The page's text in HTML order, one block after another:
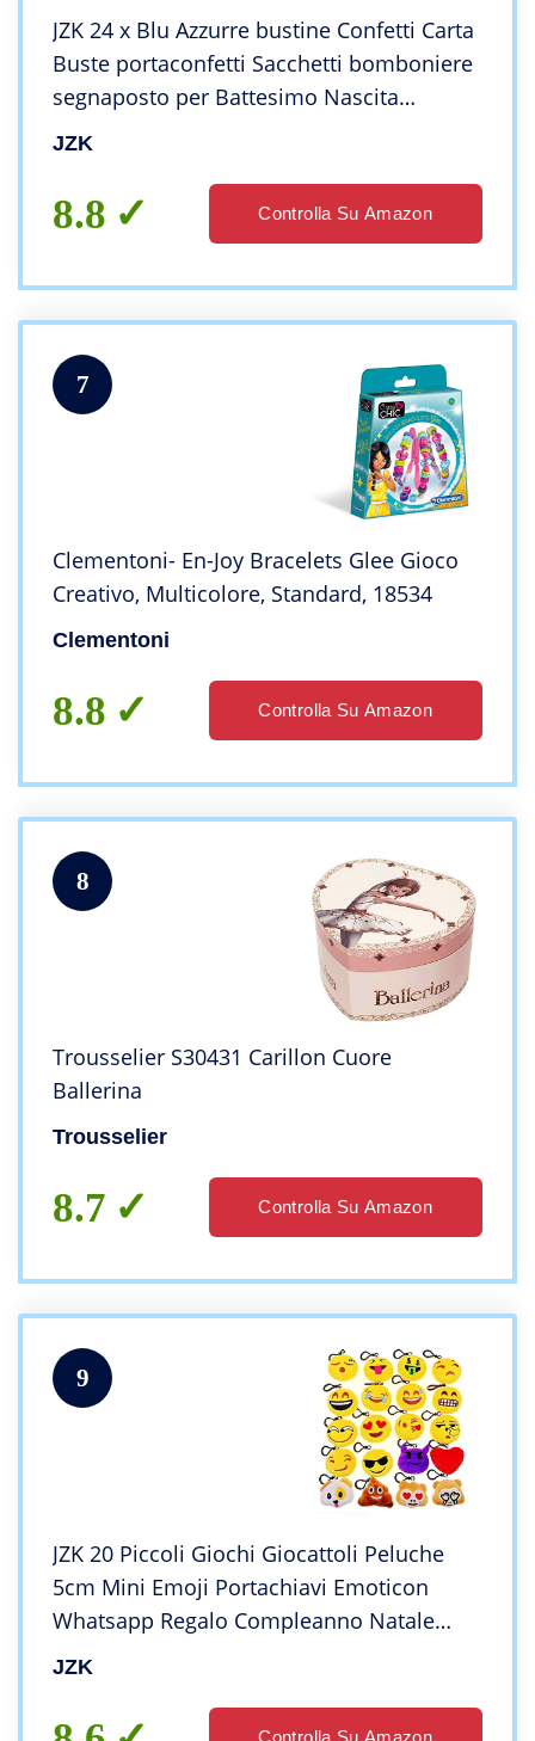
JZK 24 x Blu Azzurre bustine Confetti Carta
Buste portaconfetti Sacchetti bomboniere
segnaposto per Battesimo Nascita
Comunione Compleanno Bimbo Bambino
JZK
8.8 Controlla Su Amazon
7
Clementoni- En-Joy Bracelets Glee Gioco
Creativo, Multicolore, Standard, 18534
Clementoni
8.8 Controlla Su Amazon
8
Trousselier S30431 Carillon Cuore
Ballerina
Trousselier
8.7 Controlla Su Amazon
9
JZK 20 Piccoli Giochi Giocattoli Peluche
5cm Mini Emoji Portachiavi Emoticon
Whatsapp Regalo Compleanno Natale
bomboniera Festa Bambini Adulti
JZK